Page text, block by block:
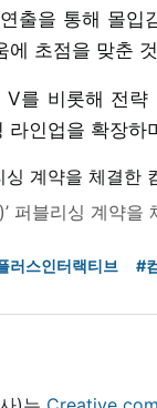
출을 통해 몰
에 초점을 맞춘
V를 비롯해 전
라인업을 확장
퍼블리싱 계약
러스인터랙티브 #